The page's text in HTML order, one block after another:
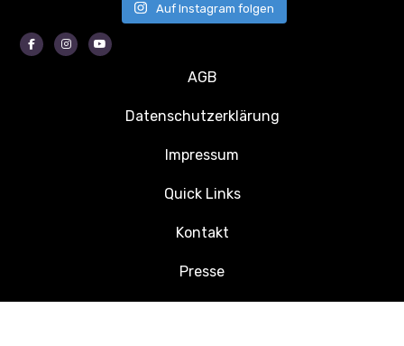
Auf Instagram folgen
FacebookInstagram
AGB
Datenschutzerklärung
Impressum
Quick Links
Kontakt
Presse